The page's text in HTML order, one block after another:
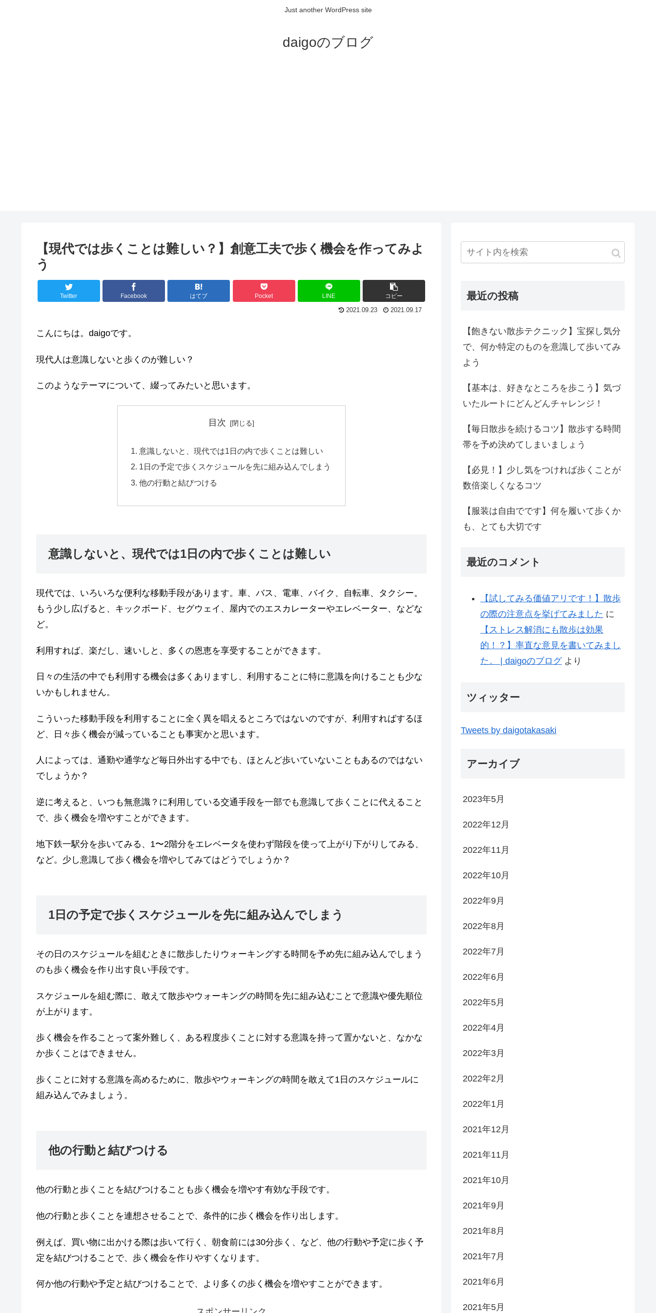
Just another WordPress site
daigoのブログ
【現代では歩くことは難しい？】創意工夫で歩く機会を作ってみよ
う
Twitter Facebook はてブ Pocket LINE コピー
2021.09.23 2021.09.17
こんにちは。daigoです。
現代人は意識しないと歩くのが難しい？
このようなテーマについて、綴ってみたいと思います。
目次
意識しないと、現代では1日の内で歩くことは難しい
1日の予定で歩くスケジュールを先に組み込んでしまう
他の行動と結びつける
意識しないと、現代では1日の内で歩くことは難しい
現代では、いろいろな便利な移動手段があります。車、バス、電車、バイク、自転車、タクシー。
もう少し広げると、キックボード、セグウェイ、屋内でのエスカレーターやエレベーター、などな
ど。
利用すれば、楽だし、速いしと、多くの恩恵を享受することができます。
日々の生活の中でも利用する機会は多くありますし、利用することに特に意識を向けることも少な
いかもしれません。
こういった移動手段を利用することに全く異を唱えるところではないのですが、利用すればするほ
ど、日々歩く機会が減っていることも事実かと思います。
人によっては、通勤や通学など毎日外出する中でも、ほとんど歩いていないこともあるのではない
でしょうか？
逆に考えると、いつも無意識？に利用している交通手段を一部でも意識して歩くことに代えること
で、歩く機会を増やすことができます。
地下鉄一駅分を歩いてみる、1〜2階分をエレベータを使わず階段を使って上がり下がりしてみる、
など。少し意識して歩く機会を増やしてみてはどうでしょうか？
1日の予定で歩くスケジュールを先に組み込んでしまう
その日のスケジュールを組むときに散歩したりウォーキングする時間を予め先に組み込んでしまう
のも歩く機会を作り出す良い手段です。
スケジュールを組む際に、敢えて散歩やウォーキングの時間を先に組み込むことで意識や優先順位
が上がります。
歩く機会を作ることって案外難しく、ある程度歩くことに対する意識を持って置かないと、なかな
か歩くことはできません。
歩くことに対する意識を高めるために、散歩やウォーキングの時間を敢えて1日のスケジュールに
組み込んでみましょう。
他の行動と結びつける
他の行動と歩くことを結びつけることも歩く機会を増やす有効な手段です。
他の行動と歩くことを連想させることで、条件的に歩く機会を作り出します。
例えば、買い物に出かける際は歩いて行く、朝食前には30分歩く、など、他の行動や予定に歩く予
定を結びつけることで、歩く機会を作りやすくなります。
何か他の行動や予定と結びつけることで、より多くの歩く機会を増やすことができます。
最近の投稿
【飽きない散歩テクニック】宝探し気分
で、何か特定のものを意識して歩いてみ
よう
【基本は、好きなところを歩こう】気づ
いたルートにどんどんチャレンジ！
【毎日散歩を続けるコツ】散歩する時間
帯を予め決めてしまいましょう
【必見！】少し気をつければ歩くことが
数倍楽しくなるコツ
【服装は自由でです】何を履いて歩くか
も、とても大切です
最近のコメント
【試してみる価値アリです！】散歩
の際の注意点を挙げてみました に
【ストレス解消にも散歩は効果
的！？】率直な意見を書いてみまし
た。 | daigoのブログより
ツィッター
Tweets by daigotakasaki
アーカイブ
2023年5月
2022年12月
2022年11月
2022年10月
2022年9月
2022年8月
2022年7月
2022年6月
2022年5月
2022年4月
2022年3月
2022年2月
2022年1月
2021年12月
2021年11月
2021年10月
2021年9月
2021年8月
2021年7月
2021年6月
2021年5月